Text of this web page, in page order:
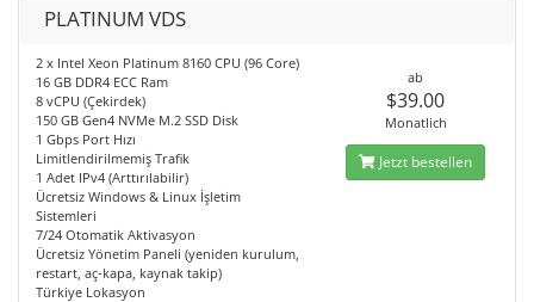
PLATINUM VDS
2 x Intel Xeon Platinum 8160 CPU (96 Core)
16 GB DDR4 ECC Ram
8 vCPU (Çekirdek)
150 GB Gen4 NVMe M.2 SSD Disk
1 Gbps Port Hızı
Limitlendirilmemiş Trafik
1 Adet IPv4 (Arttırılabilir)
Ücretsiz Windows & Linux İşletim
Sistemleri
7/24 Otomatik Aktivasyon
Ücretsiz Yönetim Paneli (yeniden kurulum,
restart, aç-kapa, kaynak takip)
Türkiye Lokasyon
ab
$39.00
Monatlich
Jetzt bestellen